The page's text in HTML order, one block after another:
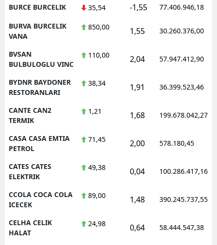
BURCE BURCELIK 35,54 -1,55 77.406.946,18
BURVA BURCELIK
VANA
850,00 1,55 30.260.376,00
BVSAN
BULBULOGLU VINC
110,00 2,04 57.947.412,90
BYDNR BAYDONER
RESTORANLARI
38,34 1,91 36.399.523,46
CANTE CAN2
TERMIK
1,21 1,68 199.678.042,27
CASA CASA EMTIA
PETROL
71,45 2,00 578.180,45
CATES CATES
ELEKTRIK
49,38 0,04 100.286.417,16
CCOLA COCA COLA
ICECEK
89,00 1,48 390.245.737,55
CELHA CELIK
HALAT
24,98 0,64 58.444.547,38